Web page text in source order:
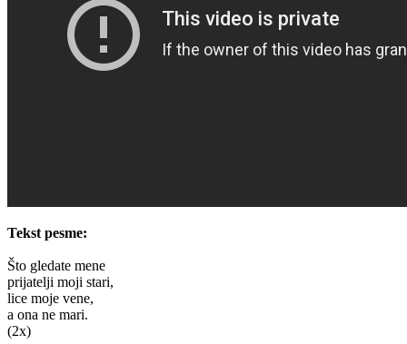
Tekst pesme:
Što gledate mene
prijatelji moji stari,
lice moje vene,
a ona ne mari.
(2x)